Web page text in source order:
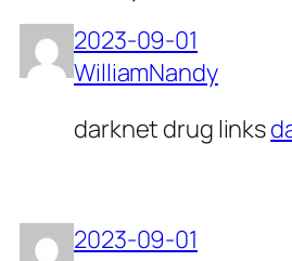
2023-09-01
WilliamNandy
darknet drug links
2023-09-01